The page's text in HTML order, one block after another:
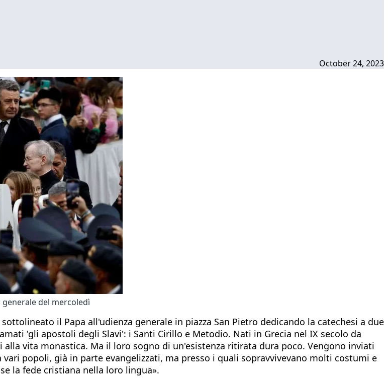
October 24, 2023
del mercoledì
il Papa all'udienza generale in piazza San Pietro dedicando la catechesi a due
'gli apostoli degli Slavi': i Santi Cirillo e Metodio. Nati in Grecia nel IX secolo da
vita monastica. Ma il loro sogno di un'esistenza ritirata dura poco. Vengono inviati
popoli, già in parte evangelizzati, ma presso i quali sopravvivevano molti costumi e
la fede cristiana nella loro lingua».